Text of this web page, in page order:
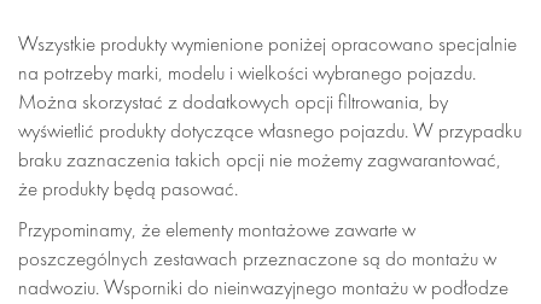
Wszystkie produkty wymienione poniżej opracowano specjalnie
na potrzeby marki, modelu i wielkości wybranego pojazdu.
Można skorzystać z dodatkowych opcji filtrowania, by
wyświetlić produkty dotyczące własnego pojazdu. W przypadku
braku zaznaczenia takich opcji nie możemy zagwarantować,
że produkty będą pasować.
Przypominamy, że elementy montażowe zawarte w
poszczególnych zestawach przeznaczone są do montażu w
nadwoziu. Wsporniki do nieinwazyjnego montażu w podłodze